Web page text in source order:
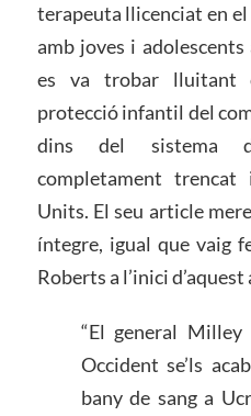
terapeuta llicenciat en
amb joves i adolescents
es va trobar lluitant
protecció infantil del
dins del sistema
completament
Units. El seu article
íntegre, igual que vaig
Roberts a l’inici
“El general
Occident se’ls
bany de sang a